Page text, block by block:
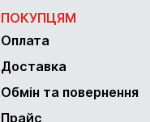
ПОКУПЦЯМ
Оплата
Доставка
Обмін та повернення
Прайс